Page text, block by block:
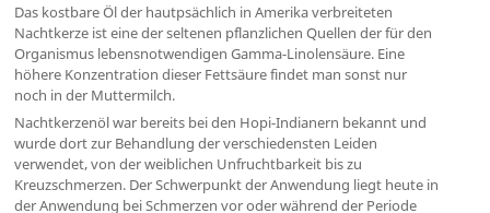
Das kostbare Öl der hautpsächlich in Amerika verbreiteten
Nachtkerze ist eine der seltenen pflanzlichen Quellen der für den
Organismus lebensnotwendigen Gamma-Linolensäure. Eine
höhere Konzentration dieser Fettsäure findet man sonst nur
noch in der Muttermilch.
Nachtkerzenöl war bereits bei den Hopi-Indianern bekannt und
wurde dort zur Behandlung der verschiedensten Leiden
verwendet, von der weiblichen Unfruchtbarkeit bis zu
Kreuzschmerzen. Der Schwerpunkt der Anwendung liegt heute in
der Anwendung bei Schmerzen vor oder während der Periode